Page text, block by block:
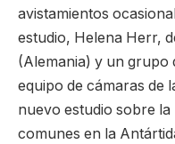
avistamientos
estudio, Helena Herr,
(Alemania) y un grupo
equipo de cámaras de
nuevo estudio sobre
comunes en la